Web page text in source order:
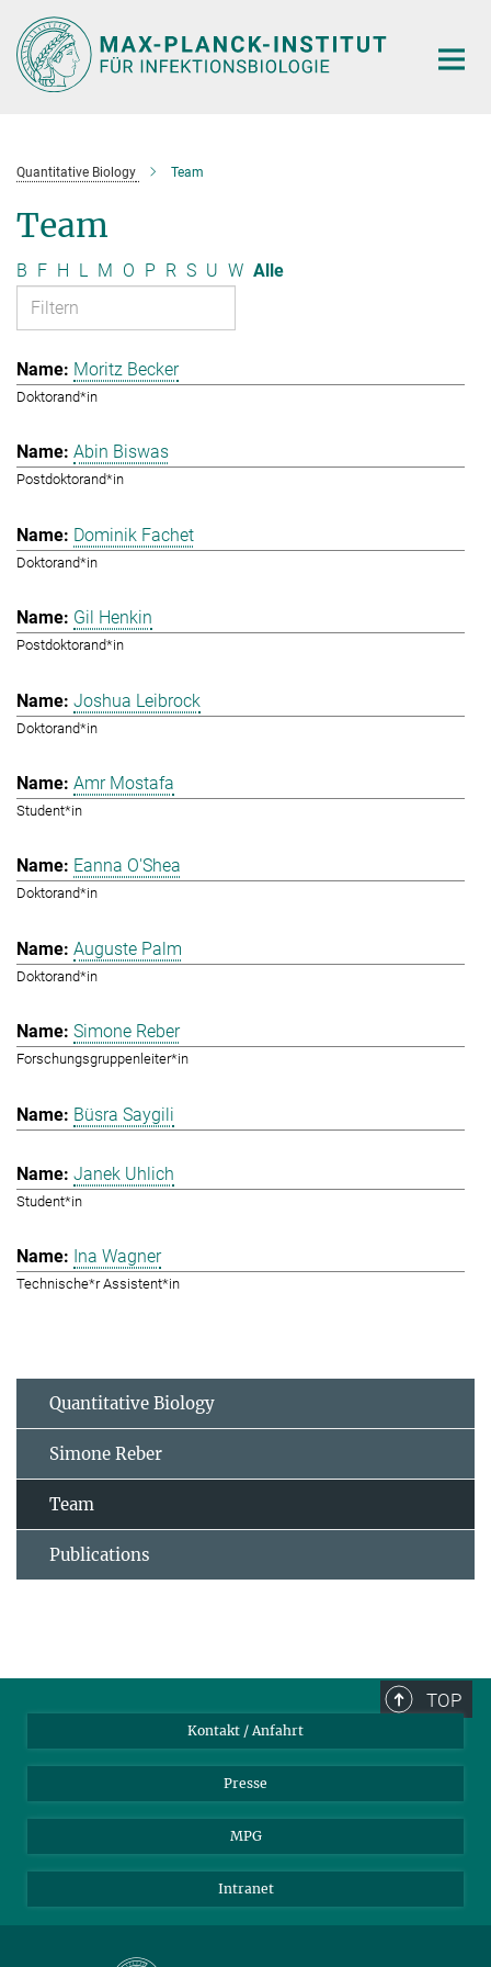
Hauptinhalt
Quantitative Biology Team
Team
B F H L M O P R S U W Alle
Moritz Becker
Doktorand*in
Abin Biswas
Postdoktorand*in
Dominik Fachet
Doktorand*in
Gil Henkin
Postdoktorand*in
Joshua Leibrock
Doktorand*in
Amr Mostafa
Student*in
Eanna O'Shea
Doktorand*in
Auguste Palm
Doktorand*in
Simone Reber
Forschungsgruppenleiter*in
Büsra Saygili
Janek Uhlich
Student*in
Ina Wagner
Technische*r Assistent*in
Quantitative Biology
Simone Reber
Team
Publications
TOP
Kontakt / Anfahrt
Presse
MPG
Intranet